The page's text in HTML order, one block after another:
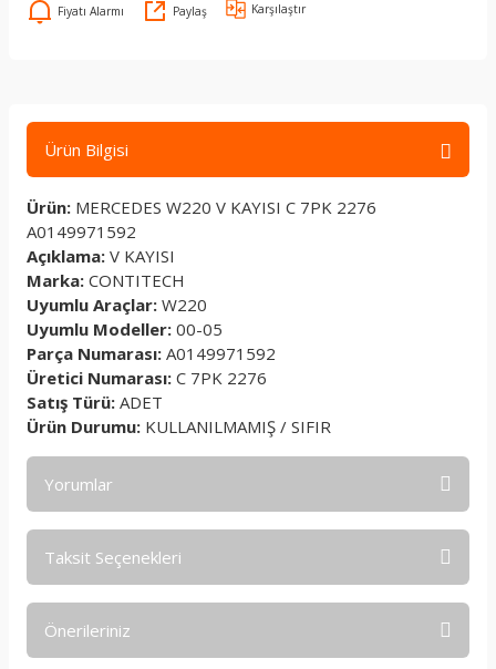
Fiyatı Alarmı Paylaş Karşılaştır
Ürün Bilgisi
Ürün: MERCEDES W220 V KAYISI C 7PK 2276
A0149971592
Açıklama: V KAYISI
Marka: CONTITECH
Uyumlu Araçlar: W220
Uyumlu Modeller: 00-05
Parça Numarası: A0149971592
Üretici Numarası: C 7PK 2276
Satış Türü: ADET
Ürün Durumu: KULLANILMAMIŞ / SIFIR
Yorumlar
Taksit Seçenekleri
Önerileriniz